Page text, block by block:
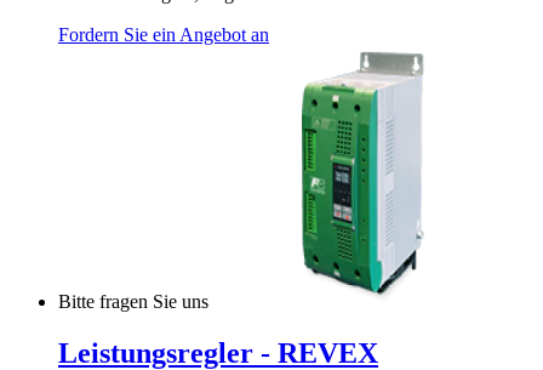
Fordern Sie ein Angebot an
Bitte fragen Sie uns
Leistungsregler - REVEX